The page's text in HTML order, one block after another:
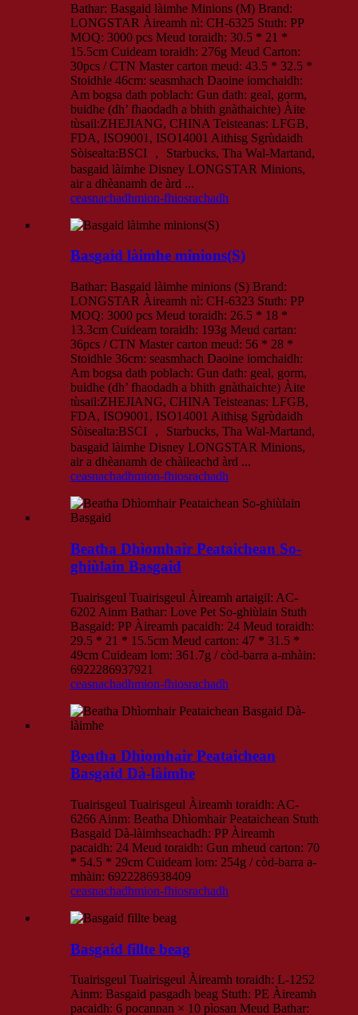
Bathar: Basgaid làimhe Minions (M) Brand:
LONGSTAR Àireamh nì: CH-6325 Stuth: PP
MOQ: 3000 pcs Meud toraidh: 30.5 * 21 *
15.5cm Cuideam toraidh: 276g Meud Carton:
30pcs / CTN Master carton meud: 43.5 * 32.5 *
Stoidhle 46cm: seasmhach Daoine iomchaidh:
Am bogsa dath poblach: Gun dath: geal, gorm,
buidhe (dh’ fhaodadh a bhith gnàthaichte) Àite
tùsail:ZHEJIANG, CHINA Teisteanas: LFGB,
FDA, ISO9001, ISO14001 Aithisg Sgrùdaidh
Sòisealta:BSCI ， Starbucks, Tha Wal-Martand,
basgaid làimhe Disney LONGSTAR Minions,
air a dhèanamh de àrd ...
ceasnachadhmion-fhiosrachadh
Basgaid làimhe minions(S)
Bathar: Basgaid làimhe minions (S) Brand:
LONGSTAR Àireamh nì: CH-6323 Stuth: PP
MOQ: 3000 pcs Meud toraidh: 26.5 * 18 *
13.3cm Cuideam toraidh: 193g Meud cartan:
36pcs / CTN Master carton meud: 56 * 28 *
Stoidhle 36cm: seasmhach Daoine iomchaidh:
Am bogsa dath poblach: Gun dath: geal, gorm,
buidhe (dh’ fhaodadh a bhith gnàthaichte) Àite
tùsail:ZHEJIANG, CHINA Teisteanas: LFGB,
FDA, ISO9001, ISO14001 Aithisg Sgrùdaidh
Sòisealta:BSCI ， Starbucks, Tha Wal-Martand,
basgaid làimhe Disney LONGSTAR Minions,
air a dhèanamh de chàileachd àrd ...
ceasnachadhmion-fhiosrachadh
Beatha Dhìomhair Peataichean So-
ghiùlain Basgaid
Tuairisgeul Tuairisgeul Àireamh artaigil: AC-
6202 Ainm Bathar: Love Pet So-ghiùlain Stuth
Basgaid: PP Àireamh pacaidh: 24 Meud toraidh:
29.5 * 21 * 15.5cm Meud carton: 47 * 31.5 *
49cm Cuideam lom: 361.7g / còd-barra a-mhàin:
6922286937921
ceasnachadhmion-fhiosrachadh
Beatha Dhìomhair Peataichean
Basgaid Dà-làimhe
Tuairisgeul Tuairisgeul Àireamh toraidh: AC-
6266 Ainm: Beatha Dhìomhair Peataichean Stuth
Basgaid Dà-làimhseachadh: PP Àireamh
pacaidh: 24 Meud toraidh: Gun mheud carton: 70
* 54.5 * 29cm Cuideam lom: 254g / còd-barra a-
mhàin: 6922286938409
ceasnachadhmion-fhiosrachadh
Basgaid fillte beag
Tuairisgeul Tuairisgeul Àireamh toraidh: L-1252
Ainm: Basgaid pasgadh beag Stuth: PE Àireamh
pacaidh: 6 pocannan × 10 pìosan Meud Bathar: